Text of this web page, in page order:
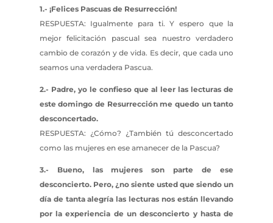
1.- ¡Felices Pascuas de Resurrección!
RESPUESTA: Igualmente para ti. Y espero que la
mejor felicitación pascual sea nuestro verdadero
cambio de corazón y de vida. Es decir, que cada uno
seamos una verdadera Pascua.
2.- Padre, yo le confieso que al leer las lecturas de
este domingo de Resurrección me quedo un tanto
desconcertado.
RESPUESTA: ¿Cómo? ¿También tú desconcertado
como las mujeres en ese amanecer de la Pascua?
3.- Bueno, las mujeres son parte de ese
desconcierto. Pero, ¿no siente usted que siendo un
día de tanta alegría las lecturas nos están llevando
por la experiencia de un desconcierto y hasta de